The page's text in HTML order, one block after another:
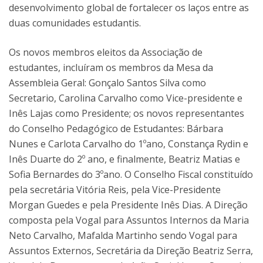
desenvolvimento global de fortalecer os laços entre as
duas comunidades estudantis.
Os novos membros eleitos da Associação de
estudantes, incluíram os membros da Mesa da
Assembleia Geral: Gonçalo Santos Silva como
Secretario, Carolina Carvalho como Vice-presidente e
Inês Lajas como Presidente; os novos representantes
do Conselho Pedagógico de Estudantes: Bárbara
Nunes e Carlota Carvalho do 1ºano, Constança Rydin e
Inês Duarte do 2º ano, e finalmente, Beatriz Matias e
Sofia Bernardes do 3ºano. O Conselho Fiscal constituído
pela secretária Vitória Reis, pela Vice-Presidente
Morgan Guedes e pela Presidente Inês Dias. A Direção
composta pela Vogal para Assuntos Internos da Maria
Neto Carvalho, Mafalda Martinho sendo Vogal para
Assuntos Externos, Secretária da Direção Beatriz Serra,